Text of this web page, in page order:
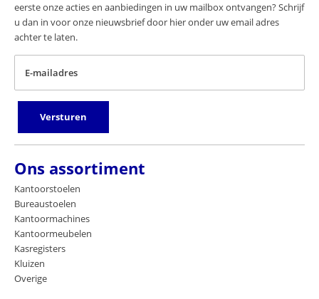
eerste onze acties en aanbiedingen in uw mailbox ontvangen? Schrijf
u dan in voor onze nieuwsbrief door hier onder uw email adres
achter te laten.
E-mailadres
Versturen
Ons assortiment
Kantoorstoelen
Bureaustoelen
Kantoormachines
Kantoormeubelen
Kasregisters
Kluizen
Overige